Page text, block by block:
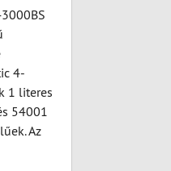
4-
1 literes
54001
Az